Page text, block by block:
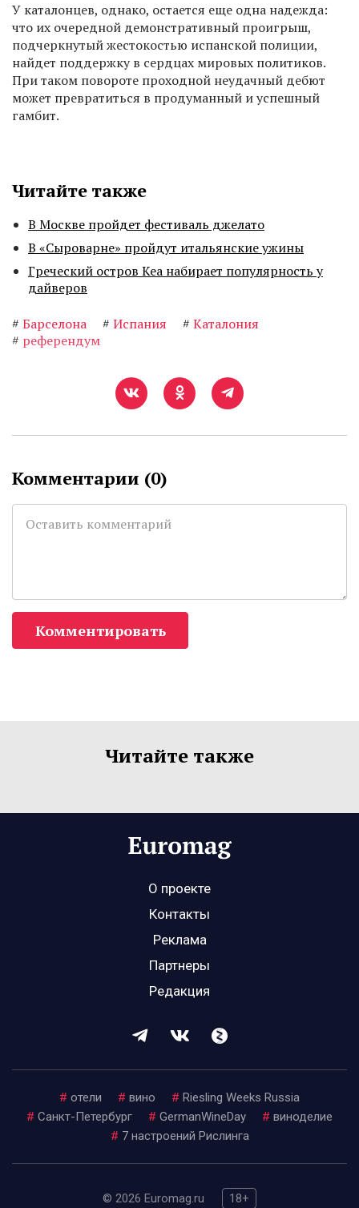
У каталонцев, однако, остается еще одна надежда:
что их очередной демонстративный проигрыш,
подчеркнутый жестокостью испанской полиции,
найдет поддержку в сердцах мировых политиков.
При таком повороте проходной неудачный дебют
может превратиться в продуманный и успешный
гамбит.
Читайте также
В Москве пройдет фестиваль джелато
В «Сыроварне» пройдут итальянские ужины
Греческий остров Кеа набирает популярность у
дайверов
# Барселона # Испания # Каталония
# референдум
Комментарии (0)
Комментировать
Читайте также
О проекте
Контакты
Реклама
Партнеры
Редакция
# отели # вино # Riesling Weeks Russia
# Санкт-Петербург # GermanWineDay # виноделие
# 7 настроений Рислинга
© 2026 Euromag.ru 18+